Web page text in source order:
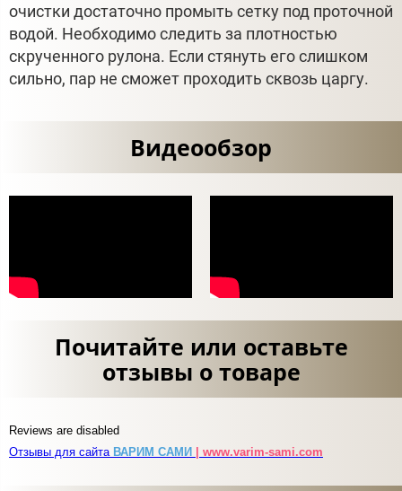
очистки достаточно промыть сетку под проточной
водой. Необходимо следить за плотностью
скрученного рулона. Если стянуть его слишком
сильно, пар не сможет проходить сквозь царгу.
Видеообзор
Почитайте или оставьте
отзывы о товаре
Reviews are disabled
Отзывы для сайта ВАРИМ САМИ | www.varim-sami.com